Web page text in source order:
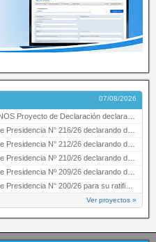
07/08/2026
declarando de interés provincial PRESIDENCI…
N° 216/26 declarando de interés provincial la labor …
212/26 declarando de interés provincial el “50° A…
Nº 210/26 declarando de interés provincial el proyec…
Nº 209/26 declarando de interés provincial la presen…
N° 200/26 para su ratificación.
Ver proyectos »